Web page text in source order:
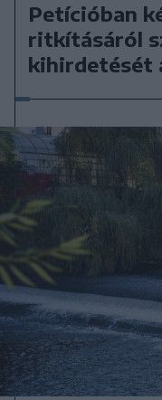
Petícióban
ritkításáról
kihirdetését